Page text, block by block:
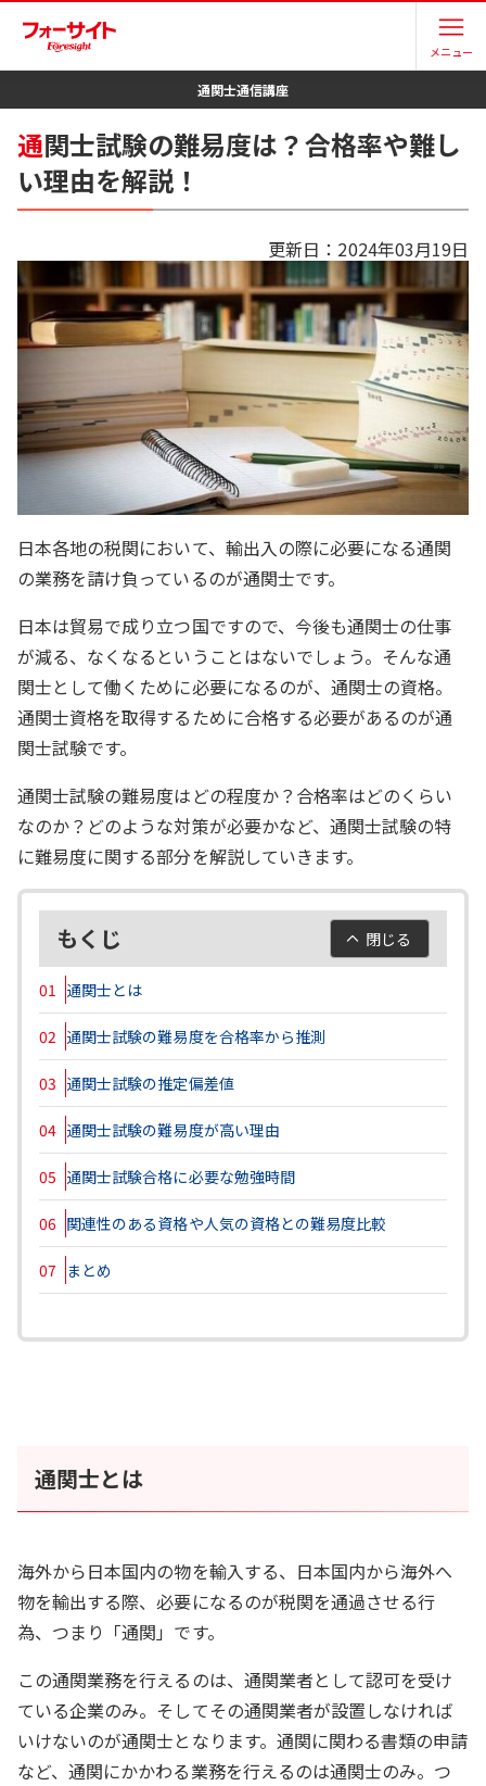
メニュー
通関士通信講座
通関士試験の難易度は？合格率や難し
い理由を解説！
更新日： 2024年03月19日
日本各地の税関において、輸出入の際に必要になる通関
の業務を請け負っているのが通関士です。
日本は貿易で成り立つ国ですので、今後も通関士の仕事
が減る、なくなるということはないでしょう。そんな通
関士として働くために必要になるのが、通関士の資格。
通関士資格を取得するために合格する必要があるのが通
関士試験です。
通関士試験の難易度はどの程度か？合格率はどのくらい
なのか？どのような対策が必要かなど、通関士試験の特
に難易度に関する部分を解説していきます。
もくじ 閉じる
01 通関士とは
02 通関士試験の難易度を合格率から推測
03 通関士試験の推定偏差値
04 通関士試験の難易度が高い理由
05 通関士試験合格に必要な勉強時間
06 関連性のある資格や人気の資格との難易度比較
07 まとめ
通関士とは
海外から日本国内の物を輸入する、日本国内から海外へ
物を輸出する際、必要になるのが税関を通過させる行
為、つまり「通関」です。
この通関業務を行えるのは、通関業者として認可を受け
ている企業のみ。そしてその通関業者が設置しなければ
いけないのが通関士となります。通関に関わる書類の申請
など、通関にかかわる業務を行えるのは通関士のみ。つ